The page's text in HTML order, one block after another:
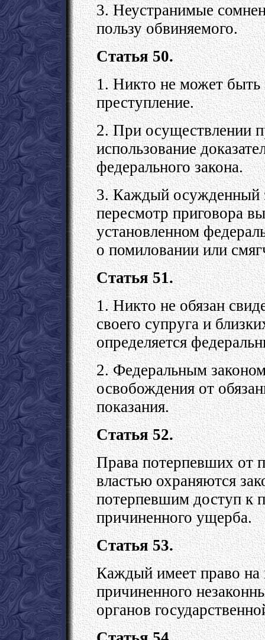
3. Неустранимые
пользу обвиняемого.
Статья 50.
1. Никто не может быть
преступление.
2. При осуществлении
использование
федерального закона.
3. Каждый осужденный
пересмотр приговора
установленном
о помиловании или
Статья 51.
1. Никто не обязан
своего супруга и
определяется
2. Федеральным
освобождения от
показания.
Статья 52.
Права потерпевших от
властью охраняются
потерпевшим доступ к
причиненного ущерба.
Статья 53.
Каждый имеет право на
причиненного
органов